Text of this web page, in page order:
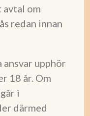
om
redan innan
upphör
18 år. Om
i
därmed